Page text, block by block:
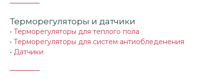
Терморегуляторы и датчики
• Терморегуляторы для теплого пола
• Терморегуляторы для систем антиобледенения
• Датчики